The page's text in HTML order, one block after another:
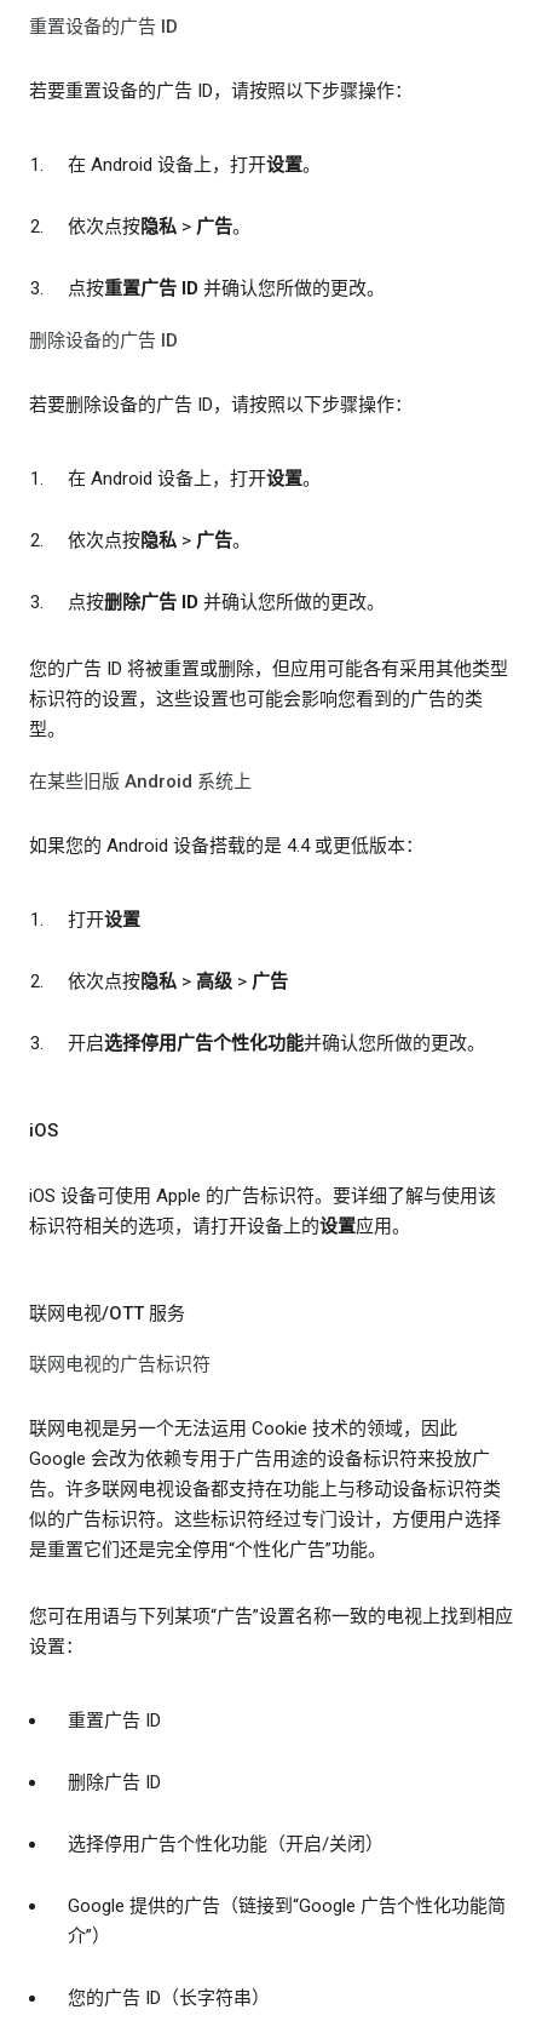
重置设备的广告 ID
若要重置设备的广告 ID，请按照以下步骤操作：
在 Android 设备上，打开设置。
依次点按隐私 > 广告。
点按重置广告 ID 并确认您所做的更改。
删除设备的广告 ID
若要删除设备的广告 ID，请按照以下步骤操作：
在 Android 设备上，打开设置。
依次点按隐私 > 广告。
点按删除广告 ID 并确认您所做的更改。
您的广告 ID 将被重置或删除，但应用可能各有采用其他类型
标识符的设置，这些设置也可能会影响您看到的广告的类
型。
在某些旧版 Android 系统上
如果您的 Android 设备搭载的是 4.4 或更低版本：
打开设置
依次点按隐私 > 高级 > 广告
开启选择停用广告个性化功能并确认您所做的更改。
iOS
iOS 设备可使用 Apple 的广告标识符。要详细了解与使用该
标识符相关的选项，请打开设备上的设置应用。
联网电视/OTT 服务
联网电视的广告标识符
联网电视是另一个无法运用 Cookie 技术的领域，因此
Google 会改为依赖专用于广告用途的设备标识符来投放广
告。许多联网电视设备都支持在功能上与移动设备标识符类
似的广告标识符。这些标识符经过专门设计，方便用户选择
是重置它们还是完全停用“个性化广告”功能。
您可在用语与下列某项“广告”设置名称一致的电视上找到相应
设置：
重置广告 ID
删除广告 ID
选择停用广告个性化功能（开启/关闭）
Google 提供的广告（链接到“Google 广告个性化功能简
介”）
您的广告 ID（长字符串）